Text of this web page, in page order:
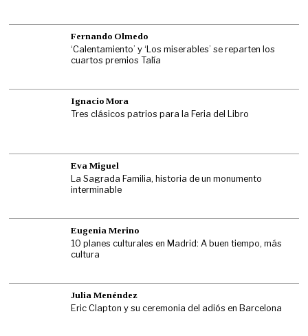
Fernando Olmedo
‘Calentamiento’ y ‘Los miserables’ se reparten los
cuartos premios Talía
Ignacio Mora
Tres clásicos patrios para la Feria del Libro
Eva Miguel
La Sagrada Familia, historia de un monumento
interminable
Eugenia Merino
10 planes culturales en Madrid: A buen tiempo, más
cultura
Julia Menéndez
Eric Clapton y su ceremonia del adiós en Barcelona